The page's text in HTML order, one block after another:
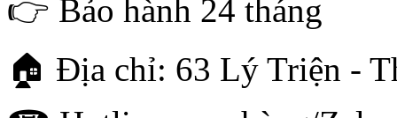
👉 Bảo hành 24 tháng
🏠 Địa chỉ: 63 Lý Triện -